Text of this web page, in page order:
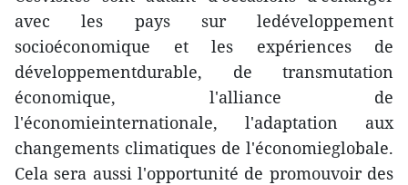
avec les pays sur ledéveloppement
socioéconomique et les expériences de
développementdurable, de transmutation
économique, l'alliance de
l'économieinternationale, l'adaptation aux
changements climatiques de l'économieglobale.
Cela sera aussi l'opportunité de promouvoir des